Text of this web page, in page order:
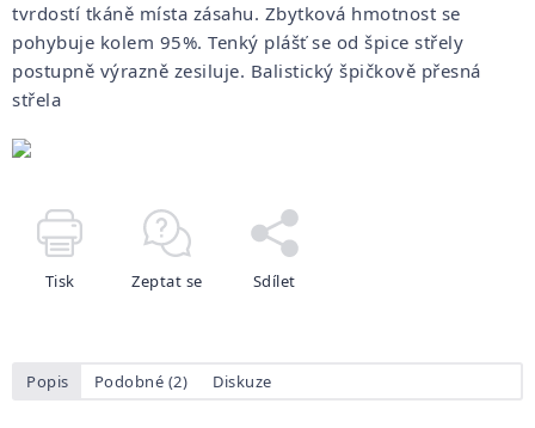
tvrdostí tkáně místa zásahu. Zbytková hmotnost se
pohybuje kolem 95%. Tenký plášť se od špice střely
postupně výrazně zesiluje. Balistický špičkově přesná
střela
Tisk Zeptat se Sdílet
Popis Podobné (2) Diskuze